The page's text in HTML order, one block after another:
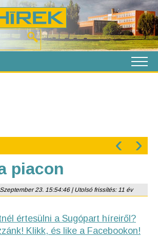
‹ ›
piacon
23. 15:54:46 | Utolsó frissítés: 11 év
értesülni a Sugópart híreiről?
Klikk, és like a Facebookon!